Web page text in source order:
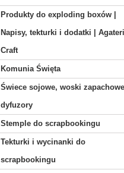
Produkty do exploding boxów |
Napisy, tekturki i dodatki |
Craft
Komunia Święta
Świece sojowe, woski
dyfuzory
Stemple do scrapbookingu
Tekturki i wycinanki do
scrapbookingu